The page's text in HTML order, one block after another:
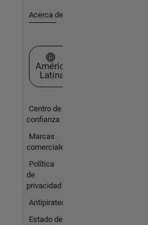
Acerca de MathWorks
Seleccione un país/idioma
América
Latina
Centro de
confianza
Marcas
comerciales
Política
de
privacidad
Antipiratería
Estado de